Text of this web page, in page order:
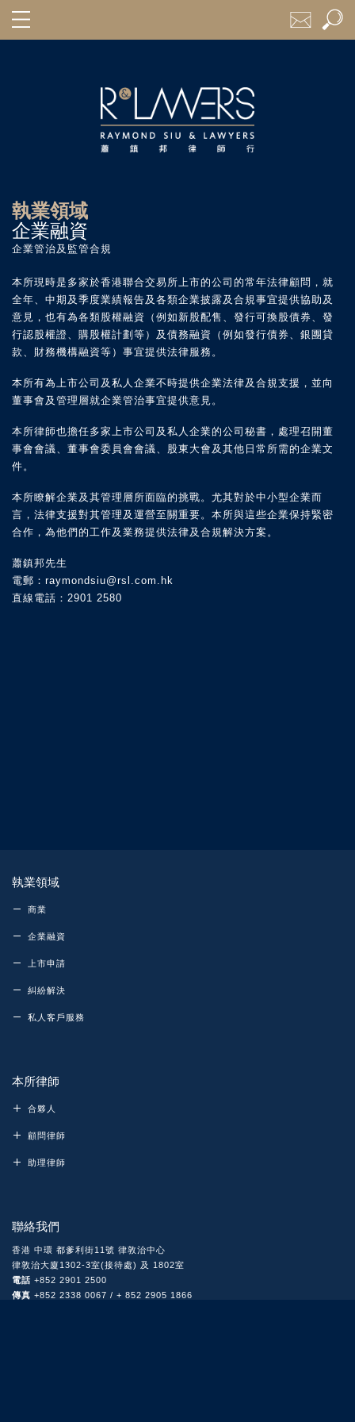
執業領域
企業融資
企業管治及監管合規
本所現時是多家於香港聯合交易所上市的公司的常年法律顧問，就
全年、中期及季度業績報告及各類企業披露及合規事宜提供協助及
意見，也有為各類股權融資（例如新股配售、發行可換股債券、發
行認股權證、購股權計劃等）及債務融資（例如發行債券、銀團貸
款、財務機構融資等）事宜提供法律服務。
本所有為上市公司及私人企業不時提供企業法律及合規支援，並向
董事會及管理層就企業管治事宜提供意見。
本所律師也擔任多家上市公司及私人企業的公司秘書，處理召開董
事會會議、董事會委員會會議、股東大會及其他日常所需的企業文
件。
本所瞭解企業及其管理層所面臨的挑戰。尤其對於中小型企業而
言，法律支援對其管理及運營至關重要。本所與這些企業保持緊密
合作，為他們的工作及業務提供法律及合規解決方案。
蕭鎮邦先生
電郵：raymondsiu@rsl.com.hk
直線電話：2901 2580
執業領域
商業
企業融資
上市申請
糾紛解決
私人客戶服務
本所律師
合夥人
顧問律師
助理律師
聯絡我們
香港 中環 都爹利街11號 律敦治中心
律敦治大廈1302-3室(接待處) 及 1802室
電話 +852 2901 2500
傳真 +852 2338 0067 / + 852 2905 1866